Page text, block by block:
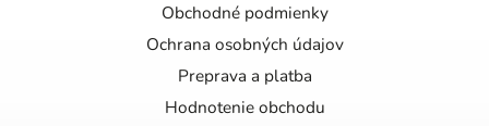
Obchodné podmienky
Ochrana osobných údajov
Preprava a platba
Hodnotenie obchodu